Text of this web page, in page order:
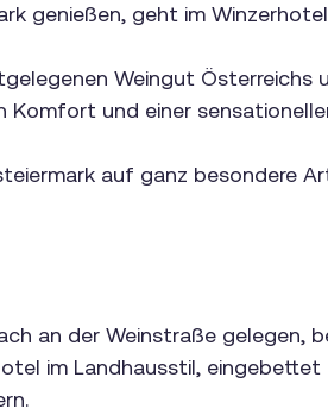
genießen, geht im
Weingut Österreichs
Komfort und einer
auf ganz besondere
an der Weinstraße gelegen,
im Landhausstil, eingebettet